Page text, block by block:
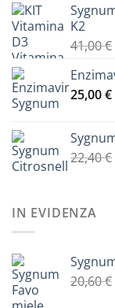
K2
41,00€
25,00€
22,40€
IN EVIDENZA
20,60€